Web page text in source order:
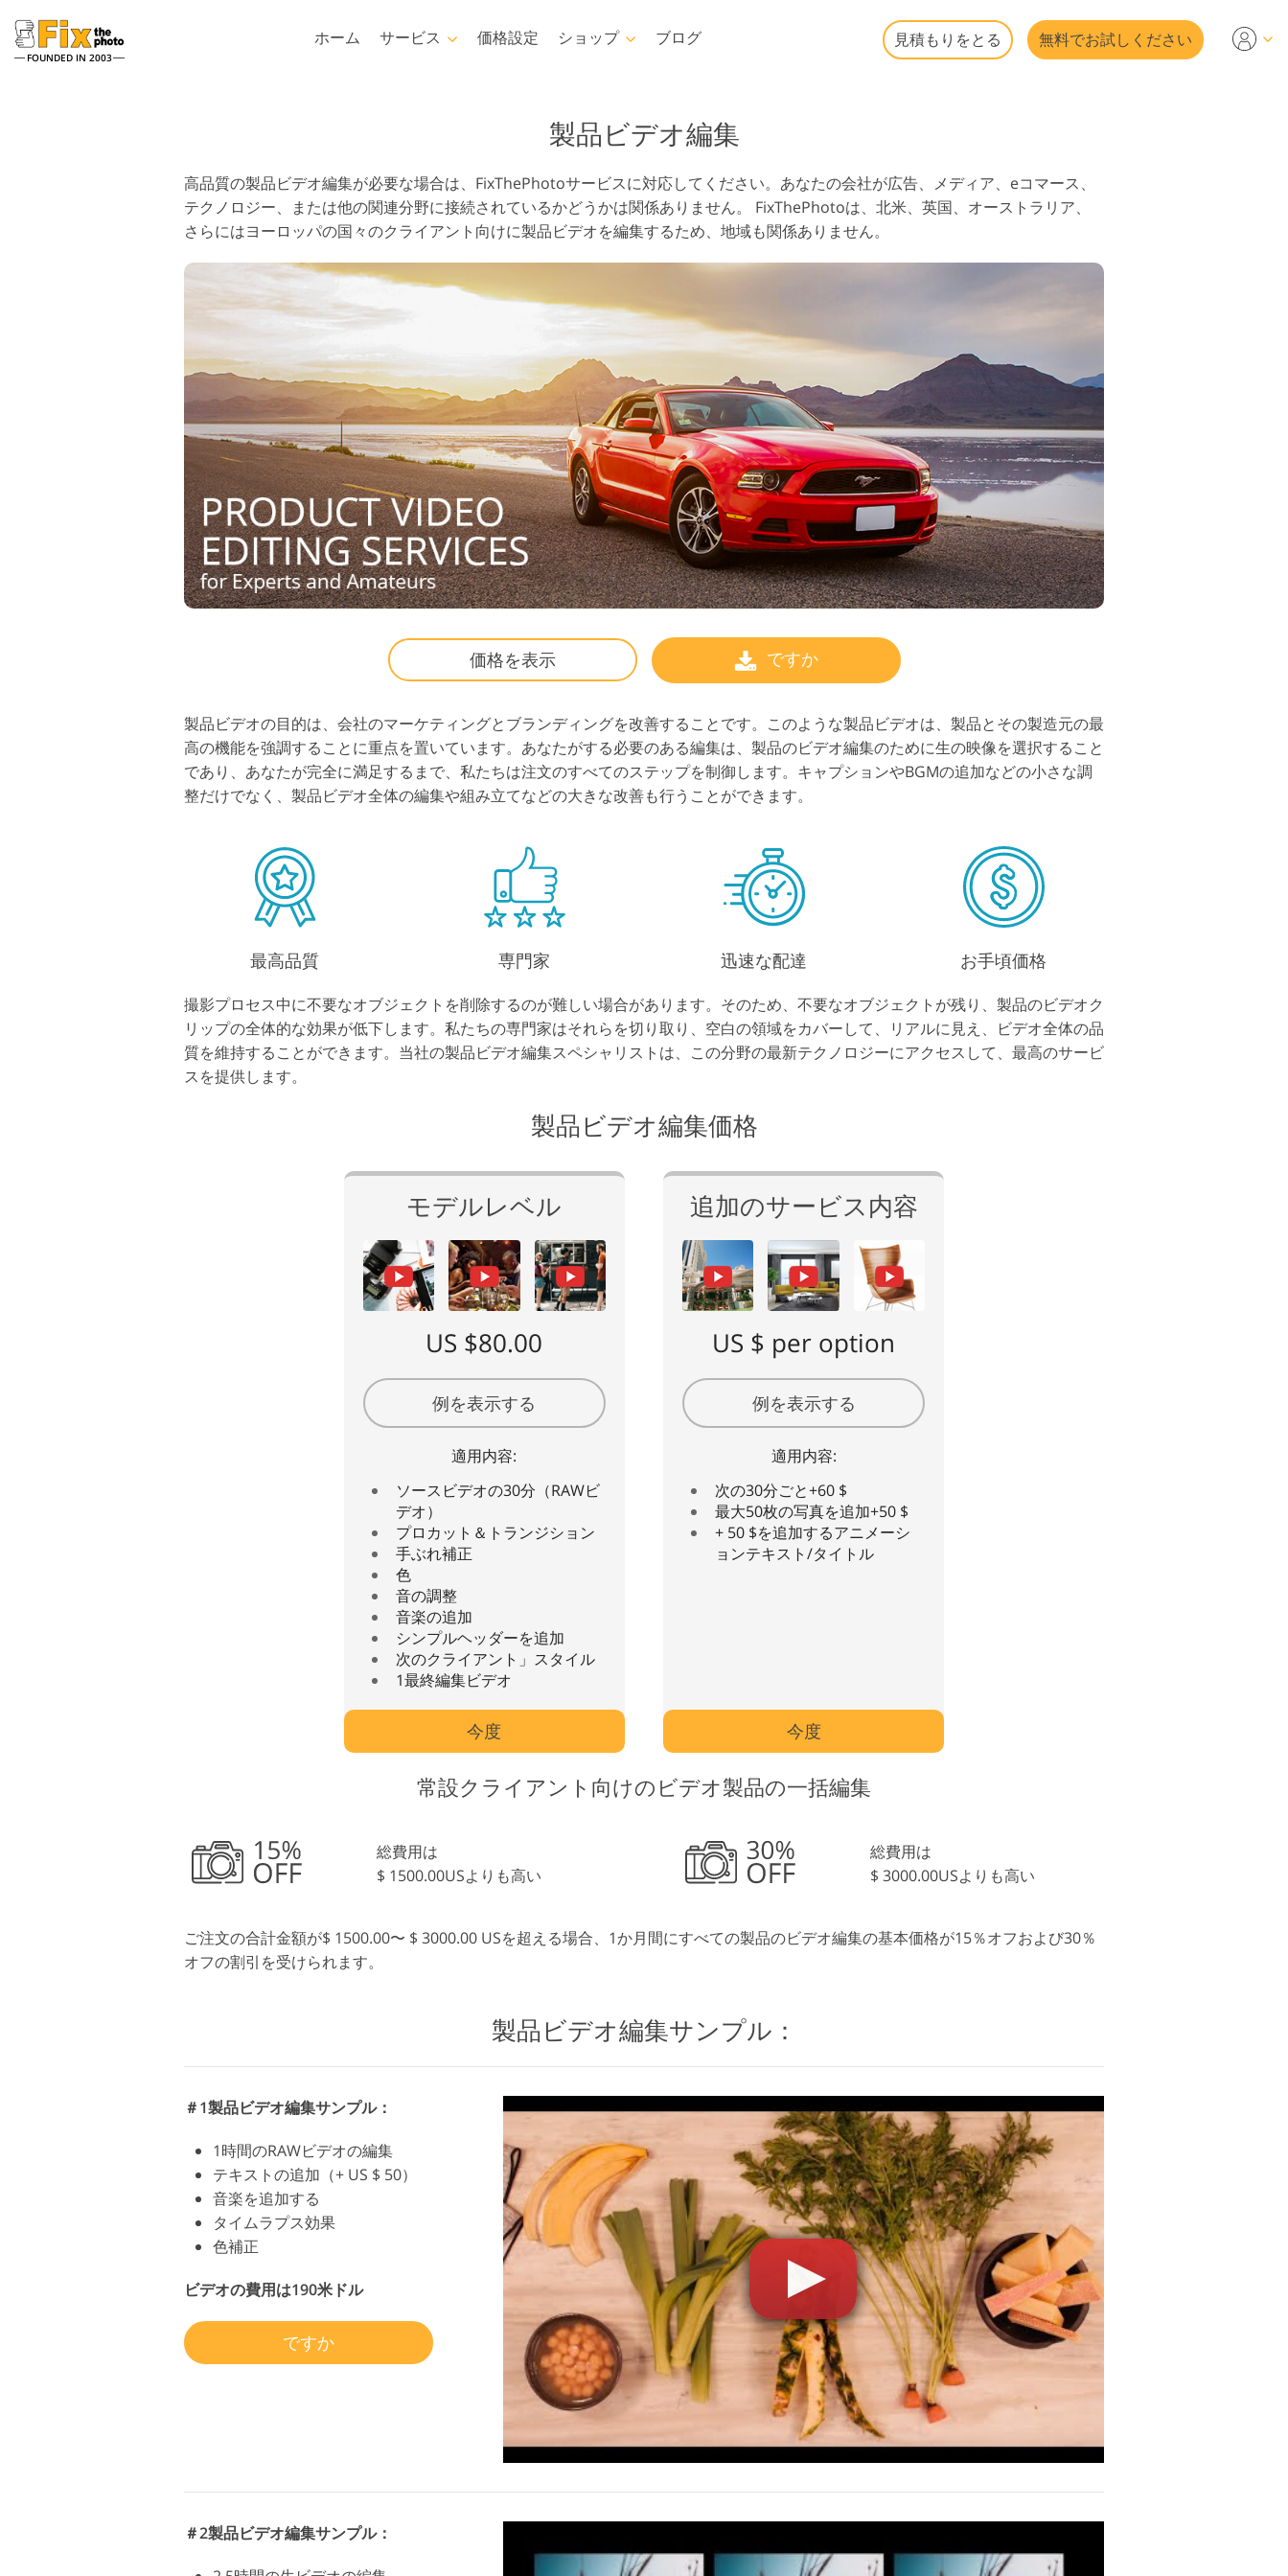
FOUNDED IN 2003
ホーム サービス 価格設定 ショップ
LRプリセットコレクション
ベストディールプリセット
Photoshopブラシ
Photoshopオーバーレイ
Photoshopテクスチャ
Psアクションコレクション
全体
Psはコレクション全体をオ
ーバーレイします
マーケティングテンプレー
ト
バレンタインデーカード
ビデオオーバーレイ
ブログ 見積もりをとる 無料でお試しください
製品ビデオ編集
高品質の製品ビデオ編集が必要な場合は、FixThePhotoサービスに対応してください。あなたの会社が広告、メディア、eコマース、
テクノロジー、または他の関連分野に接続されているかどうかは関係ありません。 FixThePhotoは、北米、英国、オーストラリア、
さらにはヨーロッパの国々のクライアント向けに製品ビデオを編集するため、地域も関係ありません。
価格を表示 ですか
製品ビデオの目的は、会社のマーケティングとブランディングを改善することです。このような製品ビデオは、製品とその製造元の最
高の機能を強調することに重点を置いています。あなたがする必要のある編集は、製品のビデオ編集のために生の映像を選択すること
であり、あなたが完全に満足するまで、私たちは注文のすべてのステップを制御します。キャプションやBGMの追加などの小さな調
整だけでなく、製品ビデオ全体の編集や組み立てなどの大きな改善も行うことができます。
最高品質 専門家 迅速な配達 お手頃価格
撮影プロセス中に不要なオブジェクトを削除するのが難しい場合があります。そのため、不要なオブジェクトが残り、製品のビデオク
リップの全体的な効果が低下します。私たちの専門家はそれらを切り取り、空白の領域をカバーして、リアルに見え、ビデオ全体の品
質を維持することができます。当社の製品ビデオ編集スペシャリストは、この分野の最新テクノロジーにアクセスして、最高のサービ
スを提供します。
製品ビデオ編集価格
モデルレベル
US $80.00
例を表示する
適用内容:
ソースビデオの30分（RAWビ
デオ）
プロカット＆トランジション
手ぶれ補正
色
音の調整
音楽の追加
シンプルヘッダーを追加
次のクライアント」スタイル
1最終編集ビデオ
今度
追加のサービス内容
US $ per option
例を表示する
適用内容:
次の30分ごと+60 $
最大50枚の写真を追加+50 $
+ 50 $を追加するアニメーシ
ョンテキスト/タイトル
今度
常設クライアント向けのビデオ製品の一括編集
総費用は
$ 1500.00USよりも高い
総費用は
$ 3000.00USよりも高い
ご注文の合計金額が$ 1500.00〜 $ 3000.00 USを超える場合、1か月間にすべての製品のビデオ編集の基本価格が15％オフおよび30％
オフの割引を受けられます。
製品ビデオ編集サンプル：
＃1製品ビデオ編集サンプル：
1時間のRAWビデオの編集
テキストの追加（+ US $ 50）
音楽を追加する
タイムラプス効果
色補正
ビデオの費用は190米ドル
ですか
＃2製品ビデオ編集サンプル：